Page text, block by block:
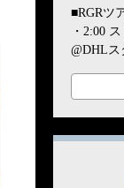
■RGRツ
・2:00
@DHLス